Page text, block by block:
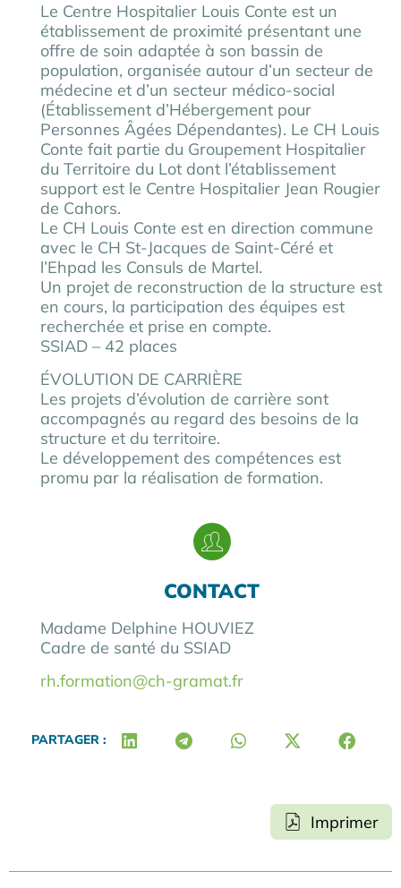
Le Centre Hospitalier Louis Conte est un
établissement de proximité présentant une
offre de soin adaptée à son bassin de
population, organisée autour d’un secteur de
médecine et d’un secteur médico-social
(Établissement d’Hébergement pour
Personnes Âgées Dépendantes). Le CH Louis
Conte fait partie du Groupement Hospitalier
du Territoire du Lot dont l’établissement
support est le Centre Hospitalier Jean Rougier
de Cahors.
Le CH Louis Conte est en direction commune
avec le CH St-Jacques de Saint-Céré et
l’Ehpad les Consuls de Martel.
Un projet de reconstruction de la structure est
en cours, la participation des équipes est
recherchée et prise en compte.
SSIAD – 42 places
ÉVOLUTION DE CARRIÈRE
Les projets d’évolution de carrière sont
accompagnés au regard des besoins de la
structure et du territoire.
Le développement des compétences est
promu par la réalisation de formation.
CONTACT
Madame Delphine HOUVIEZ
Cadre de santé du SSIAD
rh.formation@ch-gramat.fr
PARTAGER :
Imprimer